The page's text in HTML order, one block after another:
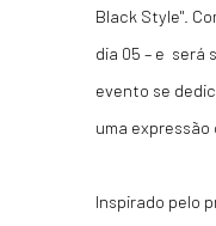
Black Style".
dia 05 – e será
evento se
uma
Inspirado pelo